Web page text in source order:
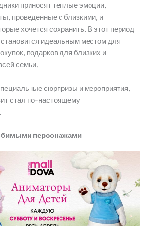
приносят теплые эмоции,
проведенные с близкими, и
хочется сохранить. В этот период
становится идеальным местом для
подарков для близких и
семьи.
сюрпризы и мероприятия,
стал по-настоящему
персонажами